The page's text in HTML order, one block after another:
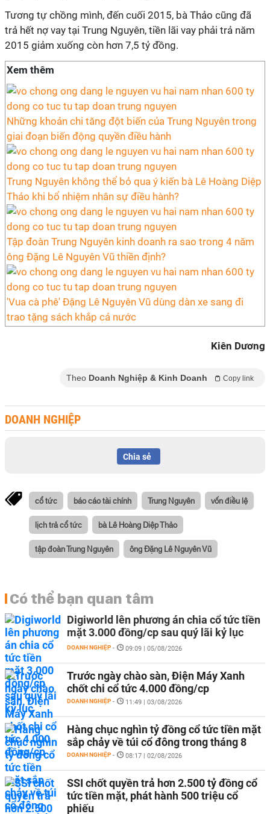
Tương tự chồng mình, đến cuối 2015, bà Thảo cũng đã
trả hết nợ vay tại Trung Nguyên, tiền lãi vay phải trả năm
2015 giảm xuống còn hơn 7,5 tỷ đồng.
Xem thêm
Những khoản chi tăng đột biến của Trung Nguyên trong
giai đoạn biến động quyền điều hành
Trung Nguyên không thể bỏ qua ý kiến bà Lê Hoàng Diệp
Thảo khi bổ nhiệm nhân sự điều hành?
Tập đoàn Trung Nguyên kinh doanh ra sao trong 4 năm
ông Đặng Lê Nguyên Vũ thiền định?
'Vua cà phê' Đặng Lê Nguyên Vũ dùng dàn xe sang đi
trao tặng sách khắp cả nước
Kiên Dương
Theo Doanh Nghiệp & Kinh Doanh Copy link
DOANH NGHIỆP
Chia sẻ
cổ tức báo cáo tài chính Trung Nguyên vốn điều lệ
lịch trả cổ tức bà Lê Hoàng Diệp Thảo
tập đoàn Trung Nguyên ông Đặng Lê Nguyên Vũ
Có thể bạn quan tâm
Digiworld lên phương án chia cổ tức tiền
mặt 3.000 đồng/cp sau quý lãi kỷ lục
DOANH NGHIỆP - 09:09 | 05/08/2026
Trước ngày chào sàn, Điện Máy Xanh
chốt chi cổ tức 4.000 đồng/cp
DOANH NGHIỆP - 11:49 | 03/08/2026
Hàng chục nghìn tỷ đồng cổ tức tiền mặt
sắp chảy về túi cổ đông trong tháng 8
DOANH NGHIỆP - 08:17 | 02/08/2026
SSI chốt quyền trả hơn 2.500 tỷ đồng cổ
tức tiền mặt, phát hành 500 triệu cổ
phiếu